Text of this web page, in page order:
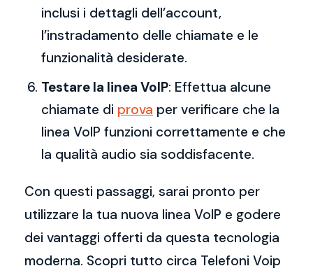
inclusi i dettagli dell’account,
l’instradamento delle chiamate e le
funzionalità desiderate.
Testare la linea VoIP: Effettua alcune
chiamate di prova per verificare che la
linea VoIP funzioni correttamente e che
la qualità audio sia soddisfacente.
Con questi passaggi, sarai pronto per
utilizzare la tua nuova linea VoIP e godere
dei vantaggi offerti da questa tecnologia
moderna. Scopri tutto circa Telefoni Voip